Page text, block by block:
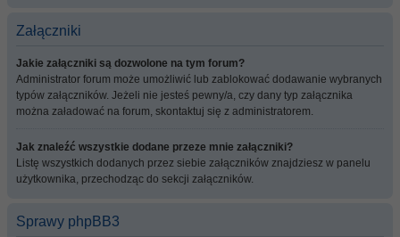
Załączniki
Jakie załączniki są dozwolone na tym forum?
Administrator forum może umożliwić lub zablokować dodawanie wybranych
typów załączników. Jeżeli nie jesteś pewny/a, czy dany typ załącznika
można załadować na forum, skontaktuj się z administratorem.
Jak znaleźć wszystkie dodane przeze mnie załączniki?
Listę wszystkich dodanych przez siebie załączników znajdziesz w panelu
użytkownika, przechodząc do sekcji załączników.
Sprawy phpBB3